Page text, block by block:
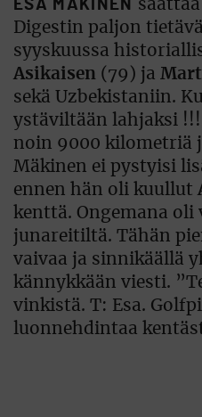
ESA MÄKINEN
Digestin paljon
syyskuussa
Asikaisen (79) ja
sekä Uzbekistaniin.
ystäviltään lahjaksi
noin 9000 kilometriä
Mäkinen ei pystyisi
ennen hän oli kuullut
kenttä. Ongemana oli
junareitiltä. Tähän
vaivaa ja sinnikäällä
kännykkään viesti.
vinkistä. T: Esa.
luonnehdintaa